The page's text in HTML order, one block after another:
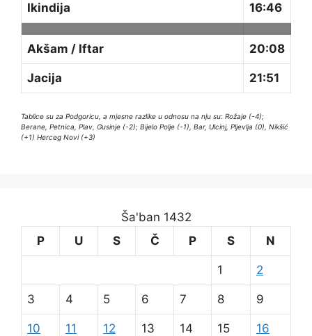
Ikindija 16:46
Akšam / Iftar 20:08
Jacija 21:51
Tablice su za Podgoricu, a mjesne razlike u odnosu na nju su: Rožaje (-4);
Berane, Petnica, Plav, Gusinje (-2); Bijelo Polje (-1), Bar, Ulcinj, Pljevlja (0), Nikšić
(+1) Herceg Novi (+3)
Ša'ban 1432
P
U S Č P S N
1 2
3 4 5 6 7 8 9
10 11 12 13 14 15 16